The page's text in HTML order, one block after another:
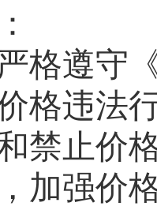
格遵守
格违法
禁止价
加强价